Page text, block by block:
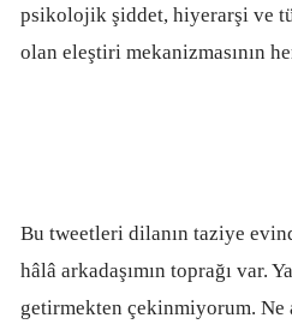
psikolojik şiddet, hiyerarşi ve
olan eleştiri mekanizmasının
Bu tweetleri dilanın taziye
hâlâ arkadaşımın toprağı var.
getirmekten çekinmiyorum. Ne